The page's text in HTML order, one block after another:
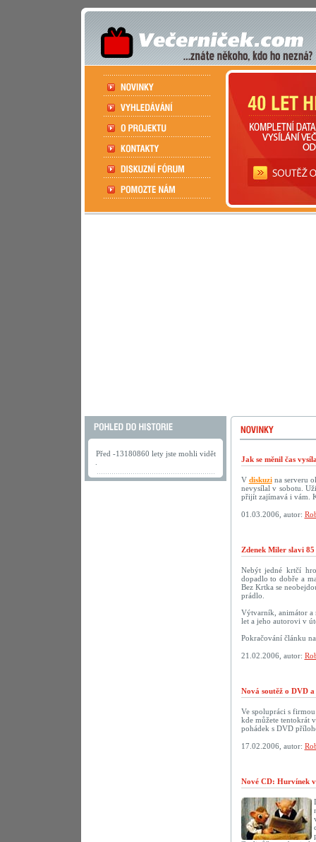
Před -13180860 lety jste mohli vidět
Jak se měnil čas
V diskuzina serveru
nevysílal v sobotu.
přijít zajímavá i vám.
01.03.2006, autor:
Zdenek Miler slavi
Nebýt jedné krtčí
dopadlo to dobře a
Bez Krtka se
prádlo.
Výtvarník, animátor a
let a jeho autorovi v
Pokračování článku
21.02.2006, autor:
Nová soutěž o DVD
Ve spolupráci s
kde můžete tentokrát
pohádek s DVD
17.02.2006, autor:
Nové CD: Hurvínek v